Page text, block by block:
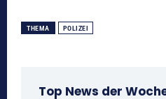
THEMA POLIZEI
Top News der